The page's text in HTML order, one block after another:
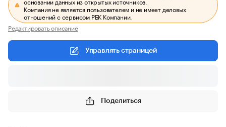
Компания не является пользователем и не имеет деловых
отношений с сервисом РБК Компании.
Редактировать описание
Управлять страницей
Поделиться